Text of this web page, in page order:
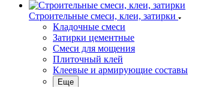
Строительные смеси, клеи, затирки
Кладочные смеси
Затирки цементные
Смеси для мощения
Плиточный клей
Клеевые и армирующие составы
Еще